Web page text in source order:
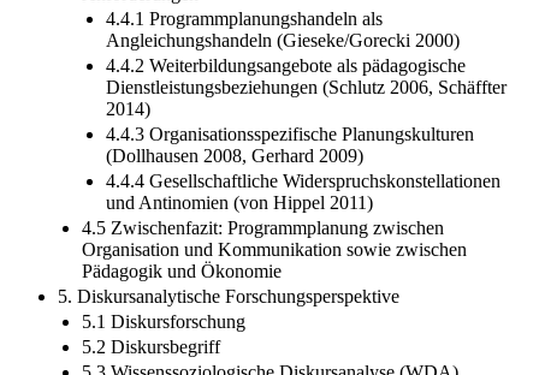
4.4.1 Programmplanungshandeln als
Angleichungshandeln (Gieseke/Gorecki 2000)
4.4.2 Weiterbildungsangebote als pädagogische
Dienstleistungsbeziehungen (Schlutz 2006, Schäffter
2014)
4.4.3 Organisationsspezifische Planungskulturen
(Dollhausen 2008, Gerhard 2009)
4.4.4 Gesellschaftliche Widerspruchskonstellationen
und Antinomien (von Hippel 2011)
4.5 Zwischenfazit: Programmplanung zwischen
Organisation und Kommunikation sowie zwischen
Pädagogik und Ökonomie
5. Diskursanalytische Forschungsperspektive
5.1 Diskursforschung
5.2 Diskursbegriff